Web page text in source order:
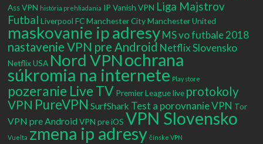
Ass VPN história prehliadania IP Vanish VPN Liga Majstrov
Futbal Liverpool FC Manchester City Manchester United
maskovanie ip adresyMS vo futbale 2018
nastavenie VPN pre Android Netflix Slovensko
Netflix USA Nord VPNochrana
súkromia na internete Play store
pozeranie Live TV Premier League live protokoly
VPN PureVPN SurfShark Test a porovnanie VPN Tor
VPN pre Android VPN pre iOS VPN Slovensko
Vuelta zmena ip adresy čínske VPN